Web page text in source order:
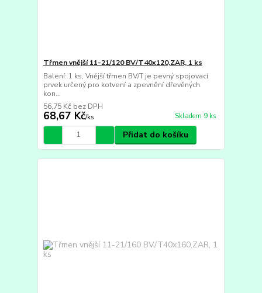
Třmen vnější 11-21/120 BV/T40x120,ZAR, 1 ks
Balení: 1 ks, Vnější třmen BV/T je pevný spojovací
prvek určený pro kotvení a zpevnění dřevěných
kon...
68,67 Kč/ks
56,75 Kč bez DPH
Skladem 9 ks
Přidat do košíku